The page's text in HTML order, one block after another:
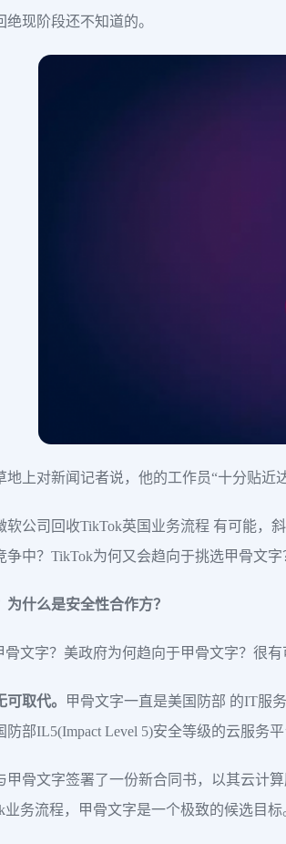
现阶段还不知道的。
地上对新闻记者说，他的工作员“十分贴近
软公司回收TikTok英国业务流程 有可能，
争中？TikTok为何又会趋向于挑选甲骨文字
什么是安全性合作方？
文字？美政府为何趋向于甲骨文字？很有
取代。
甲骨文字一直是美国防部 的IT服
部IL5(Impact Level 5)安全等级的云服务平
甲骨文字签署了一份新合同书，以其云计
务流程，甲骨文字是一个极致的候选目标